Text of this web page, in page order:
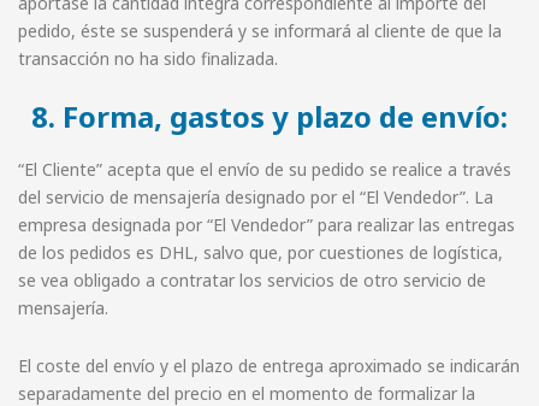
pedido, éste se suspenderá y se informará al cliente de que la
transacción no ha sido finalizada.
8. Forma, gastos y plazo de envío:
“El Cliente” acepta que el envío de su pedido se realice a través
del servicio de mensajería designado por el “El Vendedor”. La
empresa designada por “El Vendedor” para realizar las entregas
de los pedidos es DHL, salvo que, por cuestiones de logística,
se vea obligado a contratar los servicios de otro servicio de
mensajería.
El coste del envío y el plazo de entrega aproximado se indicarán
separadamente del precio en el momento de formalizar la